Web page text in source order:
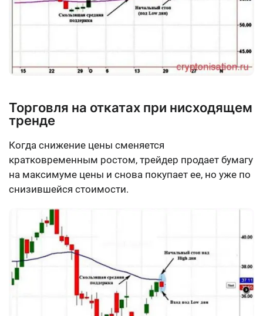
Торговля на откатах при нисходящем
тренде
Когда снижение цены сменяется
кратковременным ростом, трейдер продает бумагу
на максимуме цены и снова покупает ее, но уже по
снизившейся стоимости.